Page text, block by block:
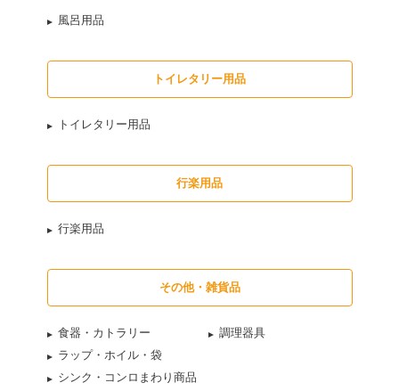
風呂用品
トイレタリー用品
トイレタリー用品
行楽用品
行楽用品
その他・雑貨品
食器・カトラリー
調理器具
ラップ・ホイル・袋
シンク・コンロまわり商品